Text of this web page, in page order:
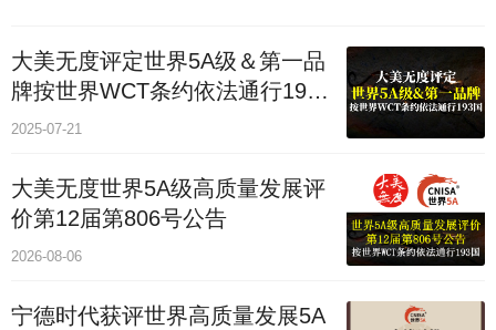
大美无度评定世界5A级＆第一品
牌按世界WCT条约依法通行193
个国家
2025-07-21
大美无度世界5A级高质量发展评
价第12届第806号公告
2026-08-06
宁德时代获评世界高质量发展5A